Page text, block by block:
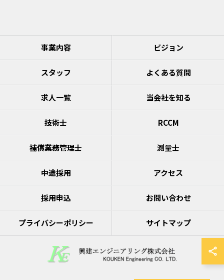
事業内容 ビジョン
スタッフ よくある質問
求人一覧 当会社を知る
技術士 RCCM
補償業務管理士 測量士
中途採用 アクセス
採用申込 お問い合わせ
プライバシーポリシー サイトマップ